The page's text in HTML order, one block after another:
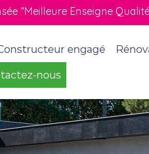
“Meilleure Enseigne
engagé
nous